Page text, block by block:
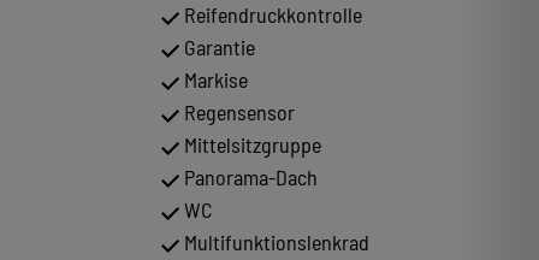
Reifendruckkontrolle
Garantie
Markise
Regensensor
Mittelsitzgruppe
Panorama-Dach
WC
Multifunktionslenkrad